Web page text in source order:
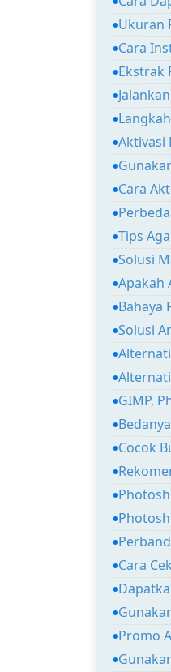
Ukuran
Cara
Ekstrak
Aktivasi
Cara
Tips
Solusi
Apakah
Bahaya
Solusi
GIMP,
Cocok
Cara
Promo